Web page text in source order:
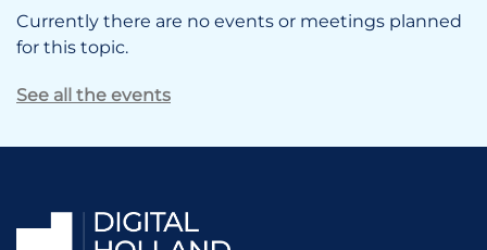
Currently there are no events or meetings planned
for this topic.
See all the events